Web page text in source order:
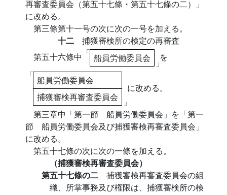
再審査委員会（第五十七條・第五十七條の二）」
に改める。
第三條第十一号の次に次の一号を加える。
十二 捕獲審検所の検定の再審査
第五十六條中 「 船員労働委員会 」
を
「 船員労働委員会
捕獲審検再審査委員会
」
に改める。
第三章中「第一節 船員労働委員会」を「第一
節 船員労働委員会及び捕獲審検再審査委員会」
に改める。
第五十七條の次に次の一條を加える。
（捕獲審検再審査委員会）
第五十七條の二 捕獲審検再審査委員会の組
織、所掌事務及び権限は、捕獲審検所の検